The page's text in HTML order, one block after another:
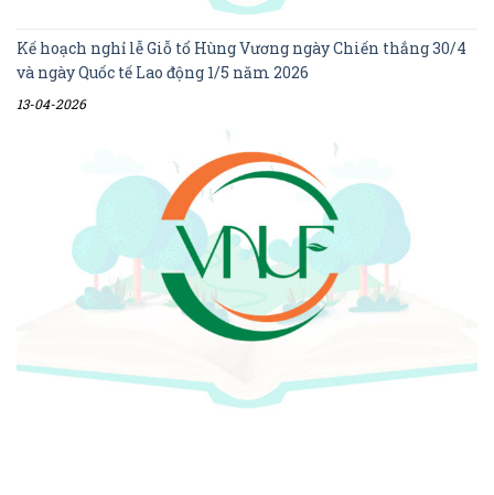
Kế hoạch nghỉ lễ Giỗ tổ Hùng Vương ngày Chiến thắng 30/4
và ngày Quốc tế Lao động 1/5 năm 2026
13-04-2026